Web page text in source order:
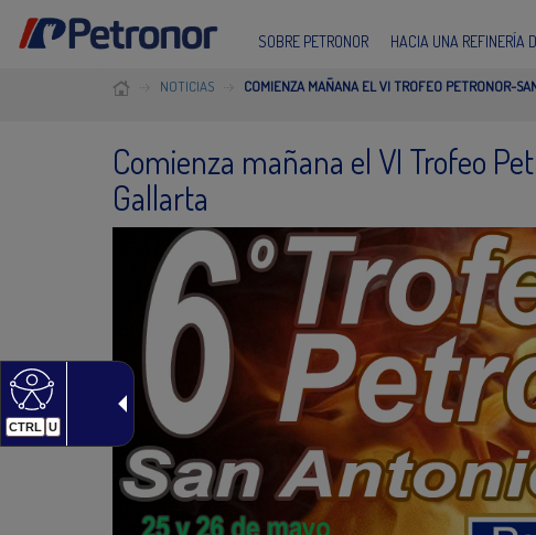
CTRL U
SOBRE PETRONOR HACIA UNA REFINERÍA
NOTICIAS COMIENZA MAÑANA EL VI TROFEO PETRONOR-
Comienza mañana el VI Trofeo
Gallarta